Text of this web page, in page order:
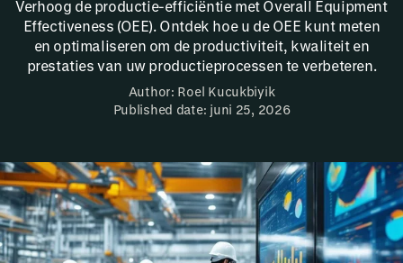
Verhoog de productie-efficiëntie met Overall Equipment
Effectiveness (OEE). Ontdek hoe u de OEE kunt meten
en optimaliseren om de productiviteit, kwaliteit en
prestaties van uw productieprocessen te verbeteren.
Author: Roel Kucukbiyik
Published date: juni 25, 2026